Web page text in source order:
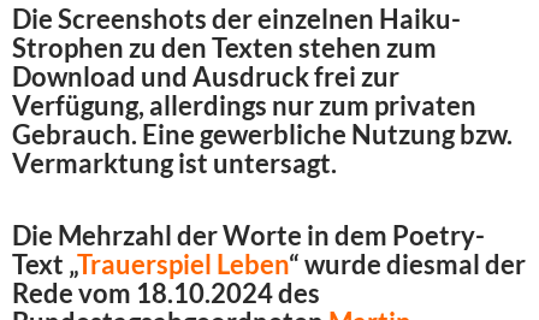
Die Screenshots der einzelnen Haiku-
Strophen zu den Texten stehen zum
Download und Ausdruck frei zur
Verfügung, allerdings nur zum privaten
Gebrauch. Eine gewerbliche Nutzung bzw.
Vermarktung ist untersagt.
Die Mehrzahl der Worte in dem Poetry-
Text „Trauerspiel Leben“ wurde diesmal der
Rede vom 18.10.2024 des